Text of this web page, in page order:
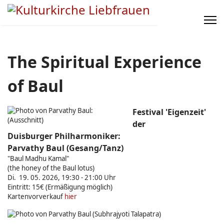
The Spiritual Experience
of Baul
Festival 'Eigenzeit'
der
Duisburger Philharmoniker:
Parvathy Baul (Gesang/Tanz)
"Baul Madhu Kamal"
(the honey of the Baul lotus)
Di. 19. 05. 2026, 19:30 - 21:00 Uhr
Eintritt: 15€ (Ermäßigung möglich)
Kartenvorverkauf hier